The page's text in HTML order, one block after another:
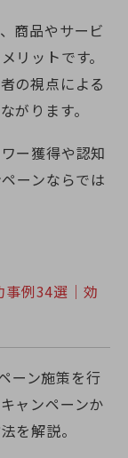
商品やサービ
リットです。
の視点による
がります。
ー獲得や認知
ーンならでは
事例34選｜効
ーン施策を行
ャンペーンか
を解説。